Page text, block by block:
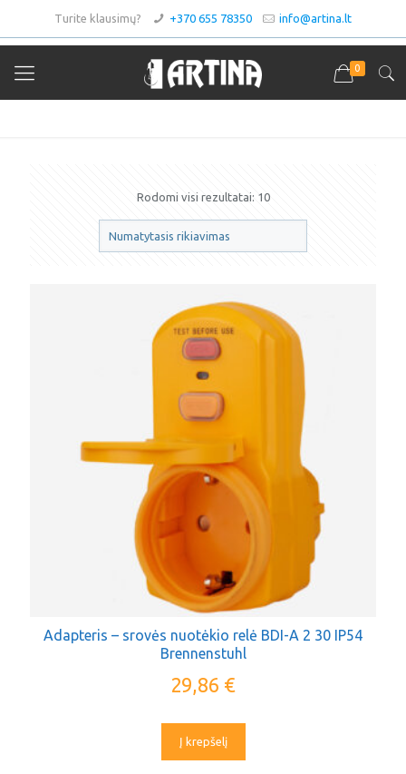
Turite klausimų? +370 655 78350 info@artina.lt
0
Srovės nuotėkio relės
Rodomi visi rezultatai: 10
Adapteris – srovės nuotėkio relė BDI-A 2 30 IP54
Brennenstuhl
29,86 €
Į krepšelį